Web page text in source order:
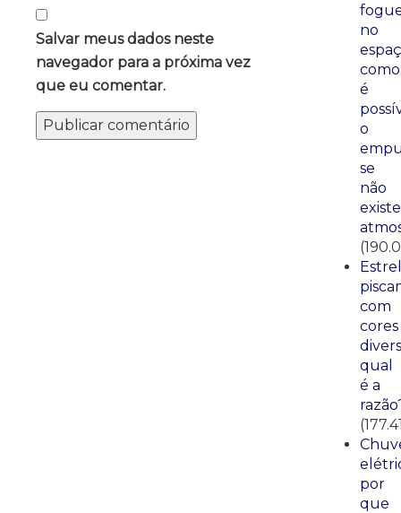
Salvar meus dados neste
navegador para a próxima vez
que eu comentar.
no
como
é
o
se
não
existe
com
cores
qual
é a
por
que